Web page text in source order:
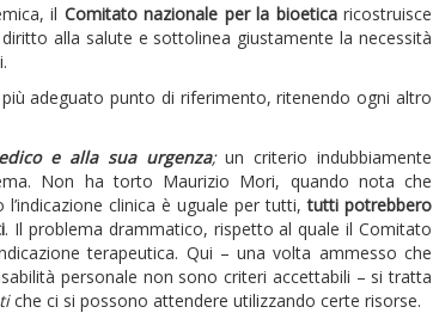
il Comitato nazionale per la bioeticaricostruisce
alla salute e sottolinea giustamente la necessità
adeguato punto di riferimento, ritenendo ogni altro
e alla sua urgenza;un criterio indubbiamente
Non ha torto Maurizio Mori, quando nota che
clinica è uguale per tutti,tutti potrebbero
. Il problema drammatico, rispetto al quale il Comitato
terapeutica. Qui – una volta ammesso che
personale non sono criteri accettabili – si tratta
che ci si possono attendere utilizzando certe risorse.